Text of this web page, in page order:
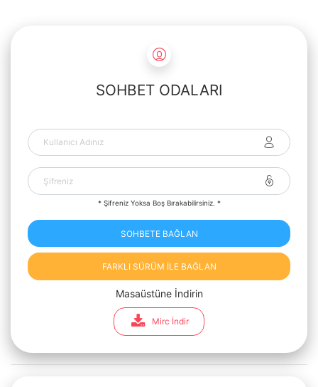
SOHBET ODALARI
* Şifreniz Yoksa Boş Bırakabilirsiniz. *
SOHBETE BAĞLAN
FARKLI SÜRÜM İLE BAĞLAN
Masaüstüne İndirin
Mirc İndir